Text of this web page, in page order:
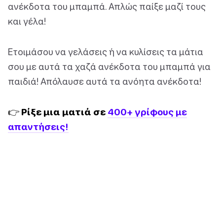
ανέκδοτα του μπαμπά. Απλώς παίξε μαζί τους
και γέλα!
Ετοιμάσου να γελάσεις ή να κυλίσεις τα μάτια
σου με αυτά τα χαζά ανέκδοτα του μπαμπά για
παιδιά! Απόλαυσε αυτά τα ανόητα ανέκδοτα!
👉 Ρίξε μια ματιά σε 400+ γρίφους με
απαντήσεις!